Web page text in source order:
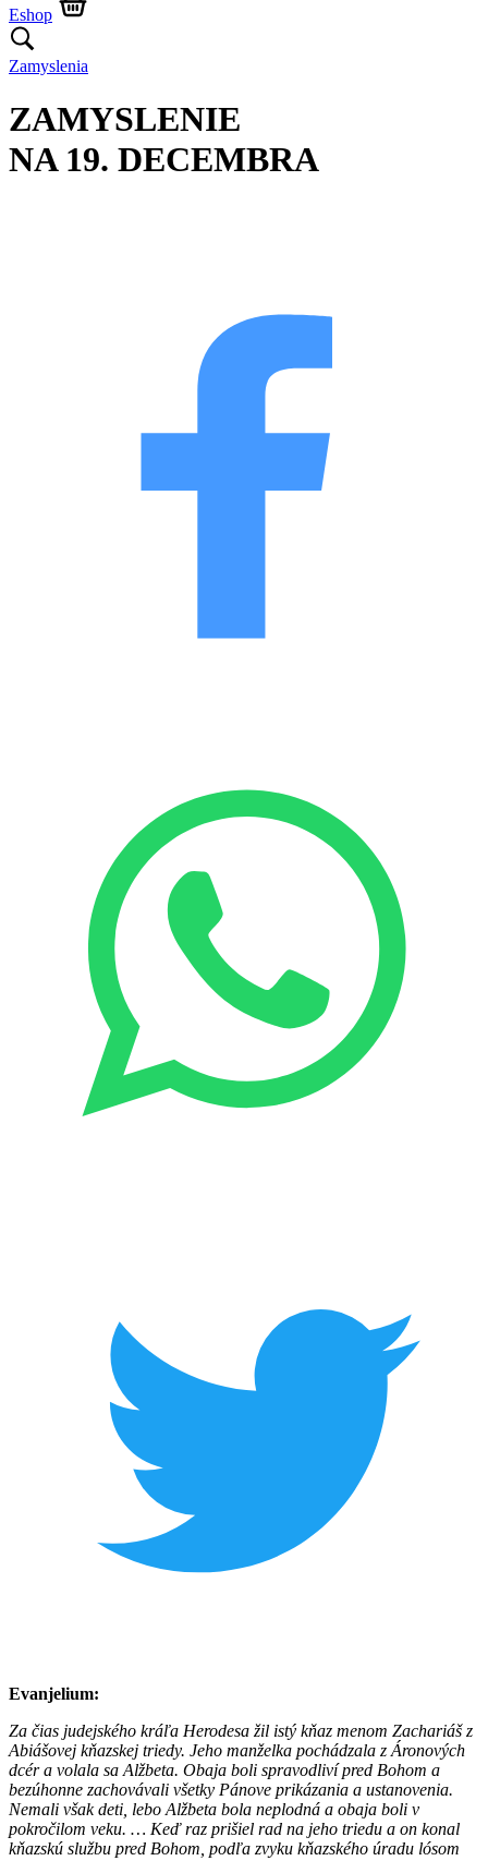
Eshop
Zamyslenia
ZAMYSLENIE
NA 19. DECEMBRA
Evanjelium:
Za čias judejského kráľa Herodesa žil istý kňaz menom Zachariáš z
Abiášovej kňazskej triedy. Jeho manželka pochádzala z Áronových
dcér a volala sa Alžbeta. Obaja boli spravodliví pred Bohom a
bezúhonne zachovávali všetky Pánove prikázania a ustanovenia.
Nemali však deti, lebo Alžbeta bola neplodná a obaja boli v
pokročilom veku. … Keď raz prišiel rad na jeho triedu a on konal
kňazskú službu pred Bohom, podľa zvyku kňazského úradu lósom